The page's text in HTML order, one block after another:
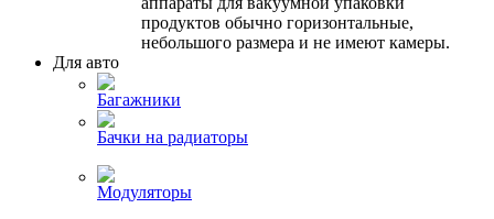
продуктов обычно горизонтальные,
небольшого размера и не имеют камеры.
Для авто
Багажники
Бачки на радиаторы
Модуляторы